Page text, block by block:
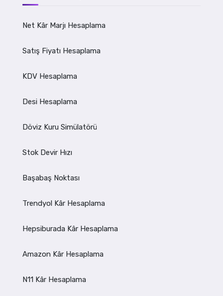
Net Kâr Marjı Hesaplama
Satış Fiyatı Hesaplama
KDV Hesaplama
Desi Hesaplama
Döviz Kuru Simülatörü
Stok Devir Hızı
Başabaş Noktası
Trendyol Kâr Hesaplama
Hepsiburada Kâr Hesaplama
Amazon Kâr Hesaplama
N11 Kâr Hesaplama